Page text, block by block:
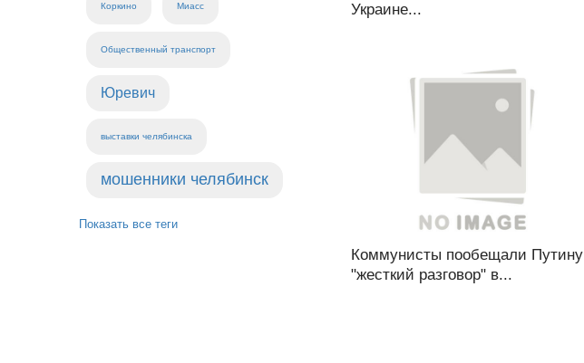
Коркино Миасс
Общественный транспорт
Юревич
выставки челябинска
мошенники челябинск
Показать все теги
Украине...
Коммунисты пообещали Путину
"жесткий разговор" в...